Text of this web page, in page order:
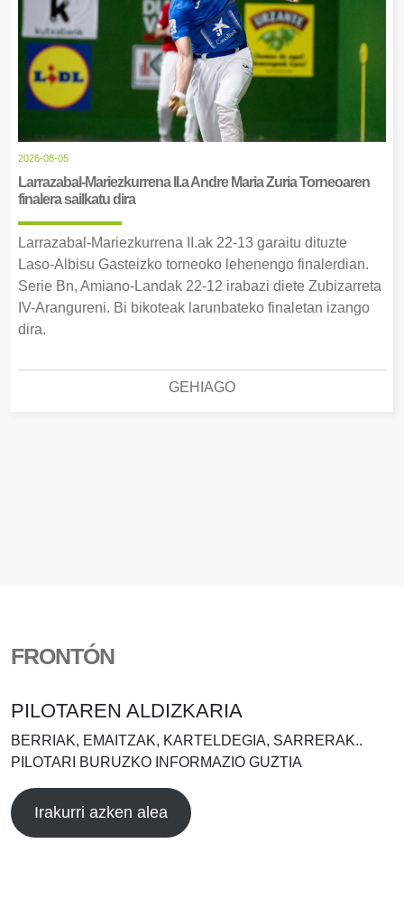
2026-08-05
Larrazabal-Mariezkurrena II.a Andre Maria Zuria Torneoaren
finalera sailkatu dira
Larrazabal-Mariezkurrena II.ak 22-13 garaitu dituzte
Laso-Albisu Gasteizko torneoko lehenengo finalerdian.
Serie Bn, Amiano-Landak 22-12 irabazi diete Zubizarreta
IV-Arangureni. Bi bikoteak larunbateko finaletan izango
dira.
GEHIAGO
FRONTÓN
PILOTAREN ALDIZKARIA
BERRIAK, EMAITZAK, KARTELDEGIA, SARRERAK..
PILOTARI BURUZKO INFORMAZIO GUZTIA
Irakurri azken alea